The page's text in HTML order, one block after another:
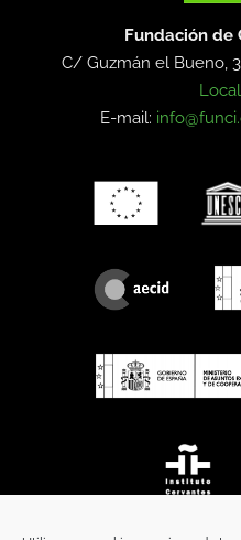
Fundación de
C/ Guzmán el Bueno,
E-mail: